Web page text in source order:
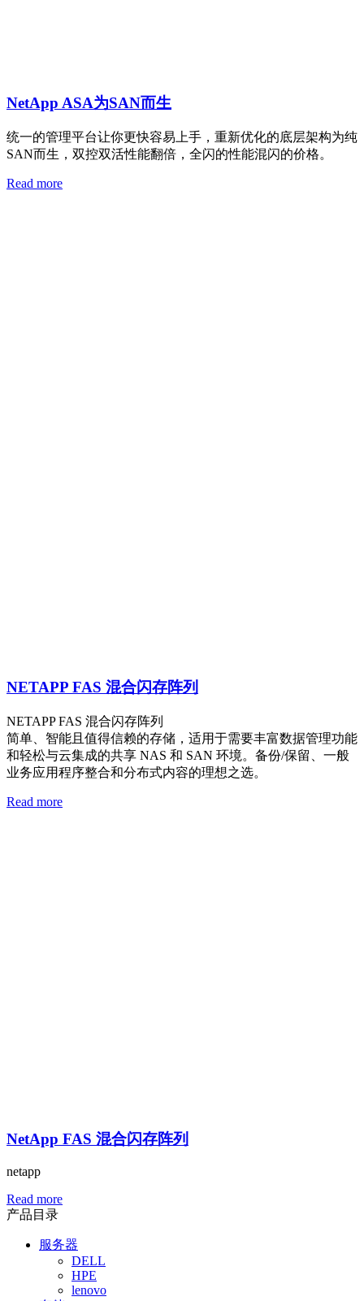
NetApp ASA为SAN而生
统一的管理平台让你更快容易上手，重新优化的底层架构为纯
SAN而生，双控双活性能翻倍，全闪的性能混闪的价格。
Read more
NETAPP FAS 混合闪存阵列
NETAPP FAS 混合闪存阵列
简单、智能且值得信赖的存储，适用于需要丰富数据管理功能
和轻松与云集成的共享 NAS 和 SAN 环境。备份/保留、一般
业务应用程序整合和分布式内容的理想之选。
Read more
NetApp FAS 混合闪存阵列
netapp
Read more
产品目录
服务器
DELL
HPE
lenovo